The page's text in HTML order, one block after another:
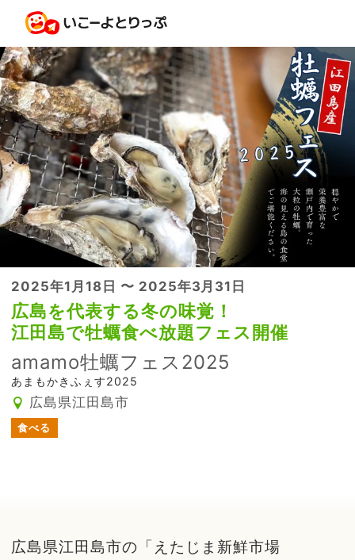
2025年1月18日 〜 2025年3月31日
広島を代表する冬の味覚！
江田島で牡蠣食べ放題フェス開催
amamo牡蠣フェス2025
あまもかきふぇす2025
広島県江田島市
食べる
広島県江田島市の「えたじま新鮮市場